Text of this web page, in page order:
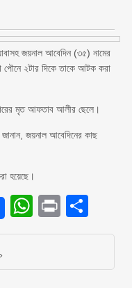
জয়নাল আবেদিন (৩৫) নামের
২টার দিকে তাকে আটক করা
মৃত আফতাব আলীর ছেলে।
জয়নাল আবেদিনের কাছ
হয়েছে।
Print